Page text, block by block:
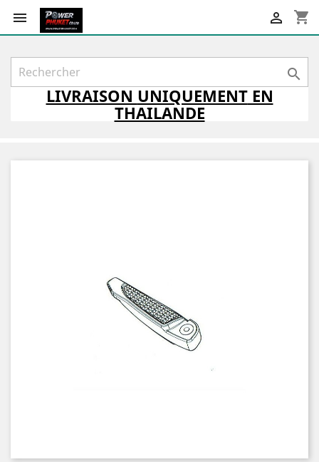
 shopping_cart


LIVRAISON UNIQUEMENTEN
THAILANDE